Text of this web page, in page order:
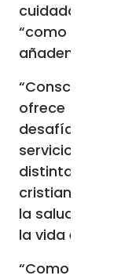
cuidado de
“como
añaden:
“Conscientes
ofrece
desafía a
servicio de
distintas
cristiana es
la salud, la
la vida en todas
“Como